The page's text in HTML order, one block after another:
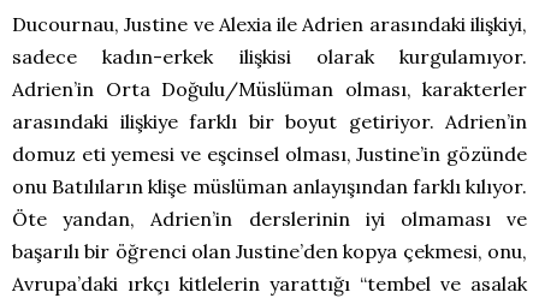
Ducournau, Justine ve Alexia ile Adrien arasındaki ilişkiyi,
sadece kadın-erkek ilişkisi olarak kurgulamıyor.
Adrien’in Orta Doğulu/Müslüman olması, karakterler
arasındaki ilişkiye farklı bir boyut getiriyor. Adrien’in
domuz eti yemesi ve eşcinsel olması, Justine’in gözünde
onu Batılıların klişe müslüman anlayışından farklı kılıyor.
Öte yandan, Adrien’in derslerinin iyi olmaması ve
başarılı bir öğrenci olan Justine’den kopya çekmesi, onu,
Avrupa’daki ırkçı kitlelerin yarattığı “tembel ve asalak